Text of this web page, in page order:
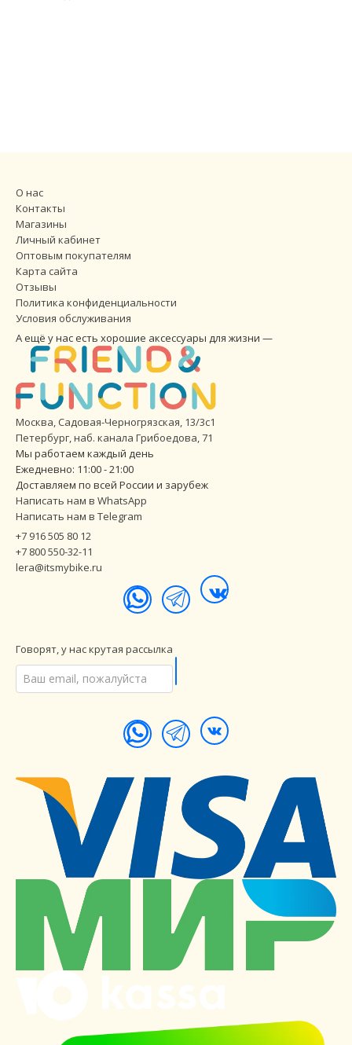
О нас
Контакты
Магазины
Личный кабинет
Оптовым покупателям
Карта сайта
Отзывы
Политика конфиденциальности
Условия обслуживания
А ещё у нас есть хорошие аксессуары для жизни —
Москва, Садовая-Черногрязская, 13/3с1
Петербург,наб. канала Грибоедова, 71
Мы работаем каждый день
Ежедневно: 11:00 - 21:00
Доставляем по всей России и зарубеж
Написать нам в WhatsApp
Написать нам в Telegram
+7 916 505 80 12
+7 800 550-32-11
lera@itsmybike.ru
Говорят, у нас крутая рассылка